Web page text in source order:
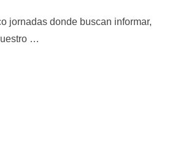
jornadas donde buscan informar,
…